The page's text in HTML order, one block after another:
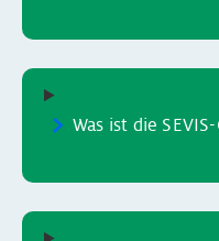
Was ist die